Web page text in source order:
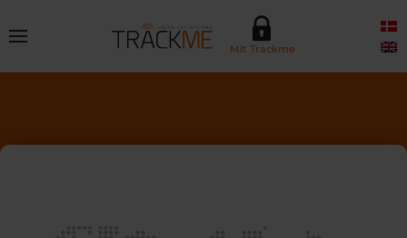
Skip to main content Mit Trackme